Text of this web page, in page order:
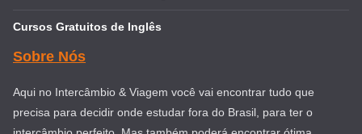
Cursos Gratuitos de Inglês
Sobre Nós
Aqui no Intercâmbio & Viagem você vai encontrar tudo que
precisa para decidir onde estudar fora do Brasil, para ter o